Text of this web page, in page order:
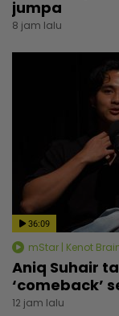
jumpa
8 jam lalu
36:09
mStar | Kenot
Aniq Suhair
‘comeback’
12 jam lalu